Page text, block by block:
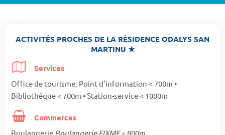
ACTIVITÉS PROCHES DE LA RÉSIDENCE ODALYS SAN
MARTINU ★
Services
Office de tourisme, Point d'information < 700m •
Bibliothèque < 700m • Station-service < 1000m
Commerces
Boulangerie Boulangerie FIXME< 800m